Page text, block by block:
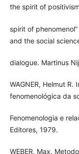
the spirit of
spirit of
and the social
dialogue. Martinus
WAGNER, Helmut
fenomenológica da
Fenomenologia e
Editores, 1979.
WEBER, Max.